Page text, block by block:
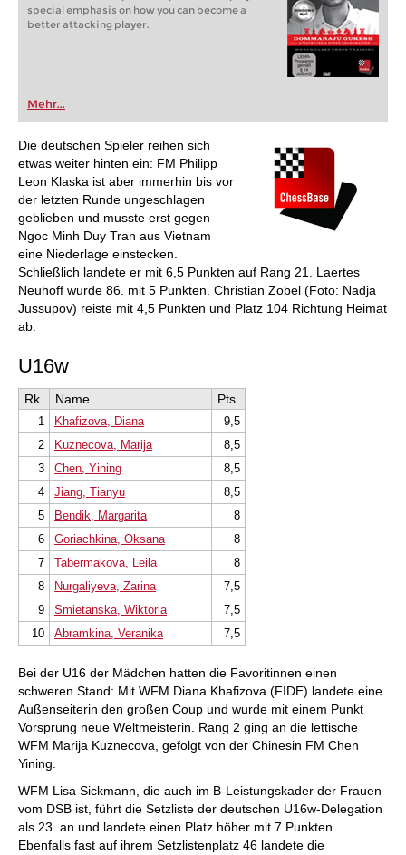
special emphasis on how you can become a
better attacking player.
Mehr...
Die deutschen Spieler reihen sich
etwas weiter hinten ein: FM Philipp
Leon Klaska ist aber immerhin bis vor
der letzten Runde ungeschlagen
geblieben und musste erst gegen
Ngoc Minh Duy Tran aus Vietnam
eine Niederlage einstecken.
Schließlich landete er mit 6,5 Punkten auf Rang 21. Laertes
Neuhoff wurde 86. mit 5 Punkten. Christian Zobel (Foto: Nadja
Jussupov) reiste mit 4,5 Punkten und Platz 104 Richtung Heimat
ab.
U16w
Rk. Name Pts.
1 Khafizova, Diana
9,5
2
Kuznecova, Marija
8,5
3
Chen, Yining
8,5
4
Jiang, Tianyu
8,5
5
Bendik, Margarita
8
6
Goriachkina, Oksana
8
7
Tabermakova, Leila
8
8
Nurgaliyeva, Zarina
7,5
9
Smietanska, Wiktoria
7,5
10
Abramkina, Veranika 7,5
Bei der U16 der Mädchen hatten die Favoritinnen einen
schweren Stand: Mit WFM Diana Khafizova (FIDE) landete eine
Außenseiterin den großen Coup und wurde mit einem Punkt
Vorsprung neue Weltmeisterin. Rang 2 ging an die lettische
WFM Marija Kuznecova, gefolgt von der Chinesin FM Chen
Yining.
WFM Lisa Sickmann, die auch im B-Leistungskader der Frauen
vom DSB ist, führt die Setzliste der deutschen U16w-Delegation
als 23. an und landete einen Platz höher mit 7 Punkten.
Ebenfalls fast auf ihrem Setzlistenplatz 46 landete die